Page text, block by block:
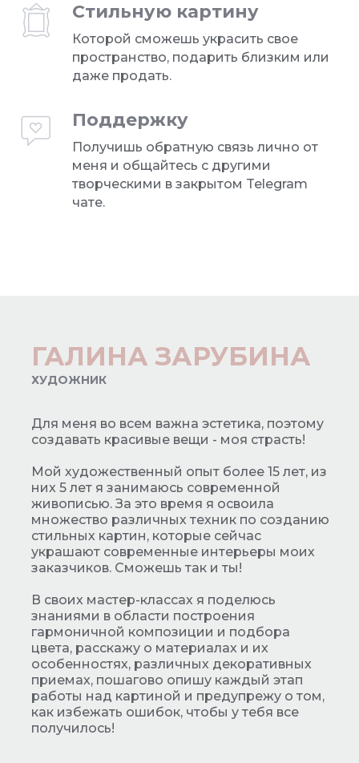
Стильную картину
Которой сможешь украсить свое
пространство, подарить близким или
даже продать.
Поддержку
Получишь обратную связь лично от
меня и общайтесь с другими
творческими в закрытом Telegram
чате.
Для меня во всем важна эстетика, поэтому
создавать красивые вещи - моя страсть!
Мой художественный опыт более 15 лет, из
них 5 лет я занимаюсь современной
живописью. За это время я освоила
множество различных техник по созданию
стильных картин, которые сейчас
украшают современные интерьеры моих
заказчиков. Сможешь так и ты!
В своих мастер-классах я поделюсь
знаниями в области построения
гармоничной композиции и подбора
цвета, расскажу о материалах и их
особенностях, различных декоративных
приемах, пошагово опишу каждый этап
работы над картиной и предупрежу о том,
как избежать ошибок, чтобы у тебя все
получилось!
ХУДОЖНИК
ГАЛИНА ЗАРУБИНА